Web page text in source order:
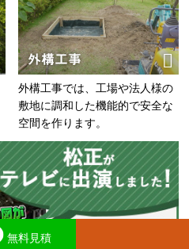
外構工事
外構工事では、工場や法人様の
敷地に調和した機能的で安全な
空間を作ります。
無料見積